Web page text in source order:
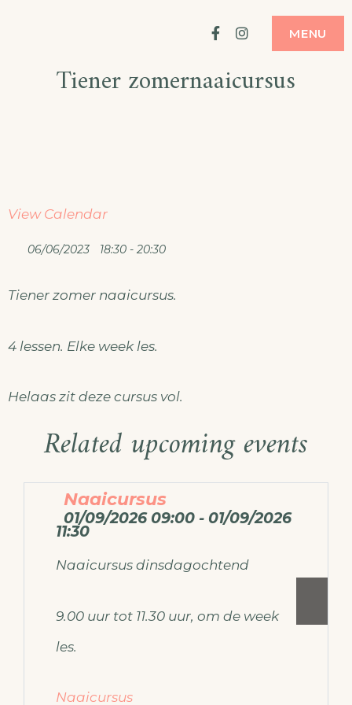
FacebookInstagram
MENU
Tiener zomernaaicursus
View Calendar
06/06/2023 18:30 - 20:30
Tiener zomer naaicursus.
4 lessen. Elke week les.
Helaas zit deze cursus vol.
Related upcoming events
Naaicursus
01/09/2026 09:00 - 01/09/2026
11:30
Naaicursus dinsdagochtend
9.00 uur tot 11.30 uur, om de week
les.
Naaicursus